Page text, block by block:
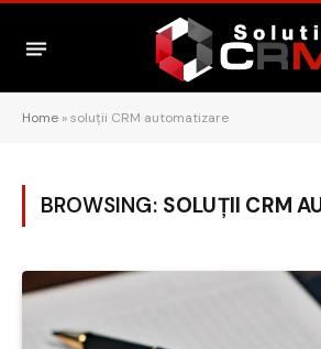
Home »soluții CRM automatizare
BROWSING: SOLUȚII CRM